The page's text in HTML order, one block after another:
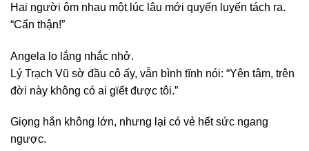
Hai người ôm nhau một lúc lâu mới quyến luyến tách ra.
“Cẩn thận!”
Angela lo lắng nhắc nhở.
Lý Trạch Vũ sờ đầu cô ấy, vẫn bình tĩnh nói: “Yên tâm, trên
đời này không có ai gϊếŧ được tôi.”
Giọng hắn không lớn, nhưng lại có vẻ hết sức ngang
ngược.